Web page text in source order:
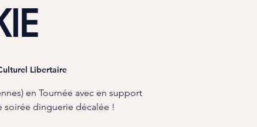
Libertaire
en Tournée avec en support
soirée dinguerie décalée !